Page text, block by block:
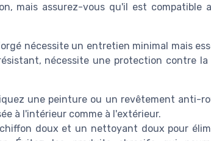
mais assurez-vous qu'il est compatible
nécessite un entretien minimal mais
nécessite une protection contre
une peinture ou un revêtement anti-
à l'intérieur comme à l'extérieur.
doux et un nettoyant doux pour